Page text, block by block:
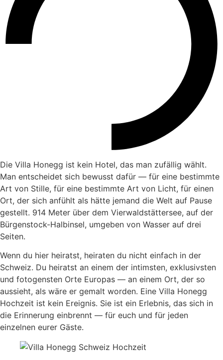
Die Villa Honegg ist kein Hotel, das man zufällig wählt.
Man entscheidet sich bewusst dafür — für eine bestimmte
Art von Stille, für eine bestimmte Art von Licht, für einen
Ort, der sich anfühlt als hätte jemand die Welt auf Pause
gestellt. 914 Meter über dem Vierwaldstättersee, auf der
Bürgenstock-Halbinsel, umgeben von Wasser auf drei
Seiten.
Wenn du hier heiratst, heiraten du nicht einfach in der
Schweiz. Du heiratst an einem der intimsten, exklusivsten
und fotogensten Orte Europas — an einem Ort, der so
aussieht, als wäre er gemalt worden. Eine Villa Honegg
Hochzeit ist kein Ereignis. Sie ist ein Erlebnis, das sich in
die Erinnerung einbrennt — für euch und für jeden
einzelnen eurer Gäste.